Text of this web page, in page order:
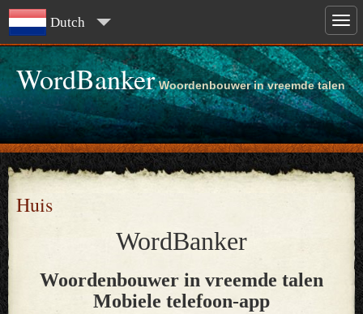
Dutch
WordBanker Woordenbouwer in vreemde talen
Huis
WordBanker
Woordenbouwer in vreemde talen
Mobiele telefoon-app